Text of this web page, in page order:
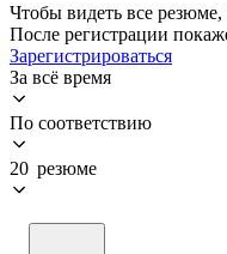
Чтобы видеть все резюме,
После регистрации
Зарегистрироваться
За всё время
По соответствию
20 резюме